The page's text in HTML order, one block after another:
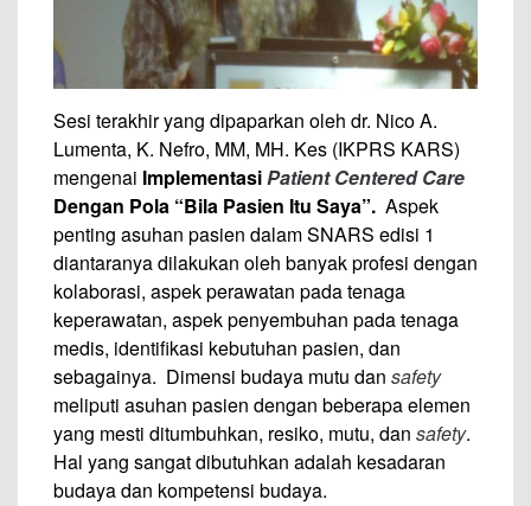
Sesi terakhir yang dipaparkan oleh dr. Nico A.
Lumenta, K. Nefro, MM, MH. Kes (IKPRS KARS)
mengenai ImplementasiPatient Centered Care
Dengan Pola “Bila Pasien Itu Saya”. Aspek
penting asuhan pasien dalam SNARS edisi 1
diantaranya dilakukan oleh banyak profesi dengan
kolaborasi, aspek perawatan pada tenaga
keperawatan, aspek penyembuhan pada tenaga
medis, identifikasi kebutuhan pasien, dan
sebagainya. Dimensi budaya mutu dan safety
meliputi asuhan pasien dengan beberapa elemen
yang mesti ditumbuhkan, resiko, mutu, dan safety.
Hal yang sangat dibutuhkan adalah kesadaran
budaya dan kompetensi budaya.